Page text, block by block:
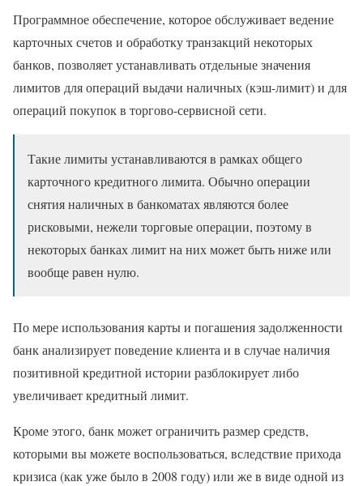
Программное обеспечение, которое обслуживает ведение
карточных счетов и обработку транзакций некоторых
банков, позволяет устанавливать отдельные значения
лимитов для операций выдачи наличных (кэш-лимит) и для
операций покупок в торгово-сервисной сети.
Такие лимиты устанавливаются в рамках общего
карточного кредитного лимита. Обычно операции
снятия наличных в банкоматах являются более
рисковыми, нежели торговые операции, поэтому в
некоторых банках лимит на них может быть ниже или
вообще равен нулю.
По мере использования карты и погашения задолженности
банк анализирует поведение клиента и в случае наличия
позитивной кредитной истории разблокирует либо
увеличивает кредитный лимит.
Кроме этого, банк может ограничить размер средств,
которыми вы можете воспользоваться, вследствие прихода
кризиса (как уже было в 2008 году) или же в виде одной из